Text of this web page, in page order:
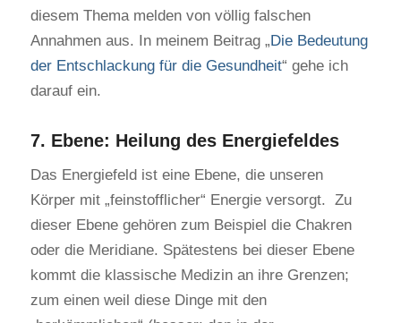
diesem Thema melden von völlig falschen
Annahmen aus. In meinem Beitrag „Die Bedeutung
der Entschlackung für die Gesundheit“ gehe ich
darauf ein.
7. Ebene: Heilung des Energiefeldes
Das Energiefeld ist eine Ebene, die unseren
Körper mit „feinstofflicher“ Energie versorgt. Zu
dieser Ebene gehören zum Beispiel die Chakren
oder die Meridiane. Spätestens bei dieser Ebene
kommt die klassische Medizin an ihre Grenzen;
zum einen weil diese Dinge mit den